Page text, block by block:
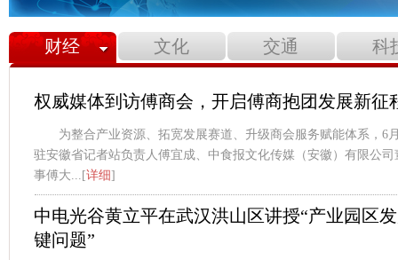
财经 文化 交通 科
权威媒体到访傅商会，开启傅商抱团发展新征
为整合产业资源、拓宽发展赛道、升级商会服务赋能体系，6
驻安徽省记者站负责人傅宜成、中食报文化传媒（安徽）有限公
事傅大...[详细]
中电光谷黄立平在武汉洪山区讲授“产业园区
键问题”